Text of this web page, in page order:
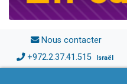
Nous contacter
+972.2.37.41.515 Israël